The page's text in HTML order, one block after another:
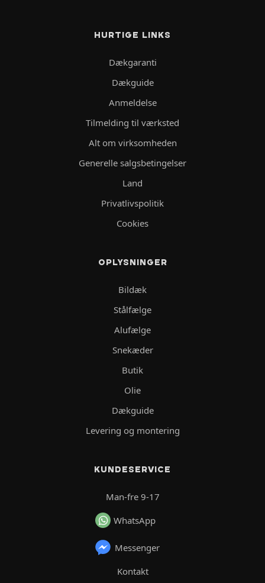
HURTIGE LINKS
Dækgaranti
Dækguide
Anmeldelse
Tilmelding til værksted
Alt om virksomheden
Generelle salgsbetingelser
Land
Privatlivspolitik
Cookies
OPLYSNINGER
Bildæk
Stålfælge
Alufælge
Snekæder
Butik
Olie
Dækguide
Levering og montering
KUNDESERVICE
Man-fre 9-17
WhatsApp
Messenger
Kontakt